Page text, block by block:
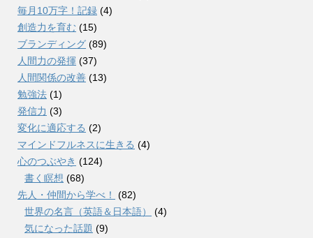
毎月10万字！記録 (4)
創造力を育む (15)
ブランディング (89)
人間力の発揮 (37)
人間関係の改善 (13)
勉強法 (1)
発信力 (3)
変化に適応する (2)
マインドフルネスに生きる (4)
心のつぶやき (124)
書く瞑想 (68)
先人・仲間から学べ！
(82)
世界の名言（英語＆日本語）
(4)
気になった話題 (9)